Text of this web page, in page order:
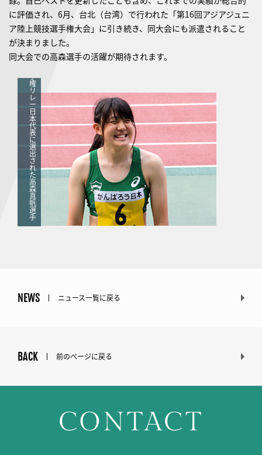
に評価され、6月、台北（台湾）で行われた「第16回アジアジュニ
ア陸上競技選手権大会」に引き続き、同大会にも派遣されること
が決まりました。
同大会での高森選手の活躍が期待されます。
界
ジ
ュ
ニ
ア
陸
上
競
技
手
権
リ
レ
ー
日
本
代
表
に
選
出
さ
れ
た
高
森
真
帆
選
手
NEWS ニュース一覧に戻る
BACK 前のページに戻る
CONTACT